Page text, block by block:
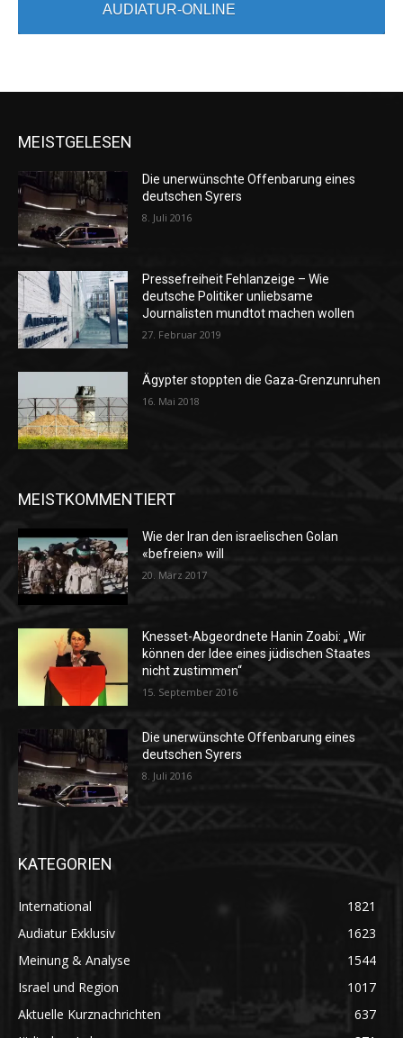
AUDIATUR-ONLINE
MEISTGELESEN
Die unerwünschte Offenbarung eines
deutschen Syrers
8. Juli 2016
Pressefreiheit Fehlanzeige – Wie
deutsche Politiker unliebsame
Journalisten mundtot machen wollen
27. Februar 2019
Ägypter stoppten die Gaza-Grenzunruhen
16. Mai 2018
MEISTKOMMENTIERT
Wie der Iran den israelischen Golan
«befreien» will
20. März 2017
Knesset-Abgeordnete Hanin Zoabi: „Wir
können der Idee eines jüdischen Staates
nicht zustimmen“
15. September 2016
Die unerwünschte Offenbarung eines
deutschen Syrers
8. Juli 2016
KATEGORIEN
International
1821
Audiatur Exklusiv
1623
Meinung & Analyse
1544
Israel und Region
1017
Aktuelle Kurznachrichten
637